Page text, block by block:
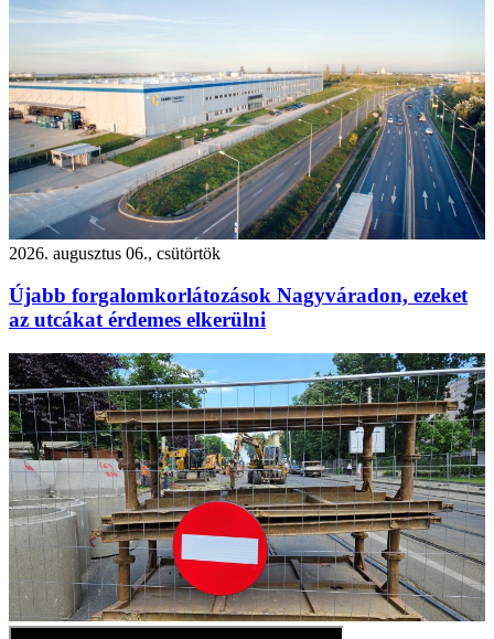
2026. augusztus 06., csütörtök
Újabb forgalomkorlátozások Nagyváradon, ezeket
az utcákat érdemes elkerülni